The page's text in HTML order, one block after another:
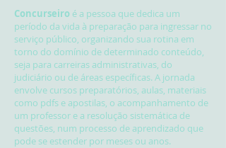
Concurseiro é a pessoa que dedica um
período da vida à preparação para ingressar no
serviço público, organizando sua rotina em
torno do domínio de determinado conteúdo,
seja para carreiras administrativas, do
judiciário ou de áreas específicas. A jornada
envolve cursos preparatórios, aulas, materiais
como pdfs e apostilas, o acompanhamento de
um professor e a resolução sistemática de
questões, num processo de aprendizado que
pode se estender por meses ou anos.